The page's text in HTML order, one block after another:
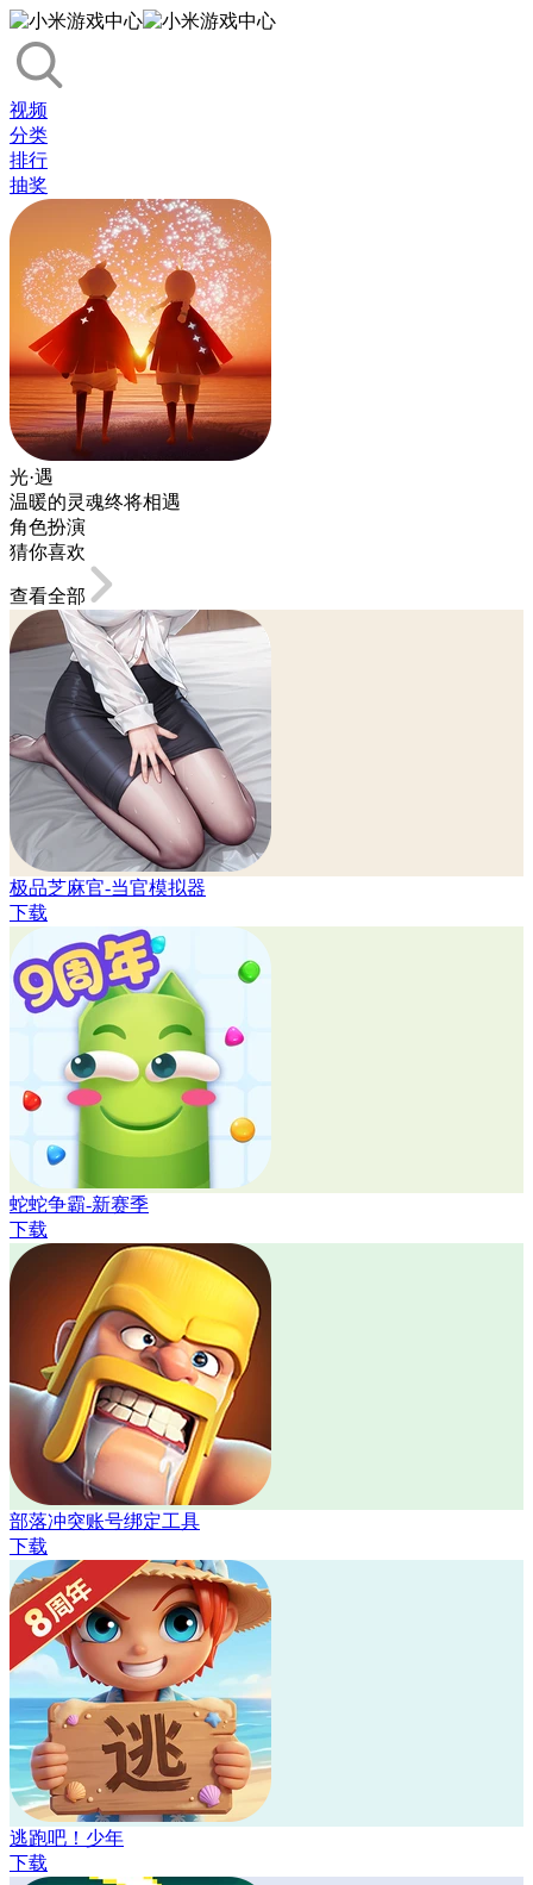
视频
分类
排行
抽奖
光·遇
温暖的灵魂终将相遇
角色扮演
猜你喜欢
查看全部
极品芝麻官-当官模拟器
下载
蛇蛇争霸-新赛季
下载
部落冲突账号绑定工具
下载
逃跑吧！少年
下载